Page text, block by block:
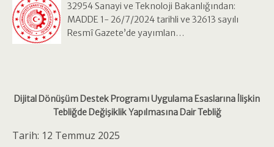
32954 Sanayi ve Teknoloji Bakanlığından:
MADDE 1- 26/7/2024 tarihli ve 32613 sayılı
Resmî Gazete’de yayımlan…
Dijital Dönüşüm Destek Programı Uygulama Esaslarına İlişkin
Tebliğde Değişiklik Yapılmasına Dair Tebliğ
Tarih: 12 Temmuz 2025